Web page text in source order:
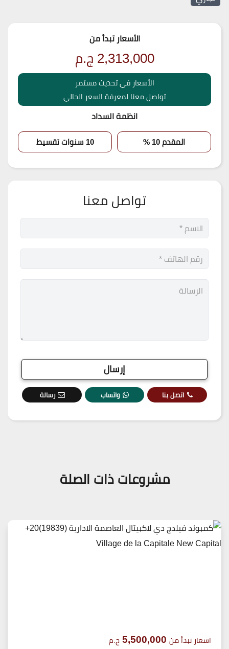
الأسعار تبدأ من
2,313,000ج.م
الأسعار في تحديث مستمر
تواصل معنا لمعرفة السعر الحالي
انظمة السداد
المقدم 10 % 10 سنوات تقسيط
تواصل معنا
اتصل بنا واتساب رسالة
مشروعات ذات الصلة
اسعار تبدأ من 5,500,000 ج.م